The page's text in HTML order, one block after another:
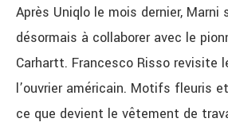
Après Uniqlo le mois dernier, Marni
désormais à collaborer avec le
Carhartt. Francesco Risso revisite
l’ouvrier américain. Motifs fleuris
ce que devient le vêtement de